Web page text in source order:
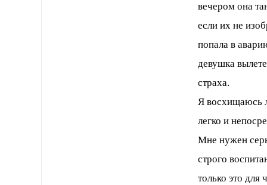
вечером она
если их не
попала в
девушка
страха.
Я восхищаюсь
легко и
Мне нужен
строго
только это для